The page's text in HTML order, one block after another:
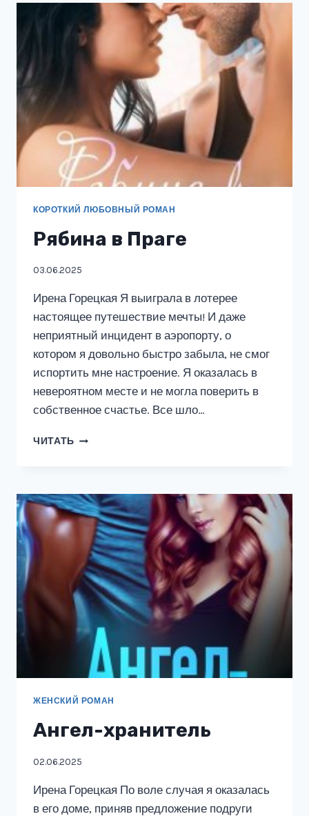
КОРОТКИЙ ЛЮБОВНЫЙ РОМАН
Рябина в Праге
03.06.2025
Ирена Горецкая Я выиграла в лотерее
настоящее путешествие мечты! И даже
неприятный инцидент в аэропорту, о
котором я довольно быстро забыла, не смог
испортить мне настроение. Я оказалась в
невероятном месте и не могла поверить в
собственное счастье. Все шло…
ЧИТАТЬ РЯБИНА
ЖЕНСКИЙ РОМАН
Ангел-хранитель
02.06.2025
Ирена Горецкая По воле случая я оказалась
в его доме, приняв предложение подруги